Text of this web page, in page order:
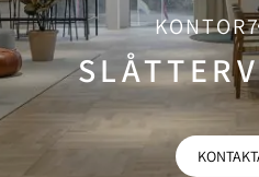
KONTOR